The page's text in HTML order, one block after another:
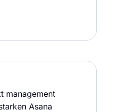
management
Asana